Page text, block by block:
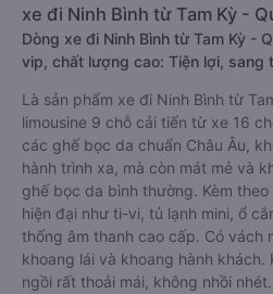
xe đi Ninh Bình từ Tam Kỳ -
Dòng xe đi Ninh Bình từ Tam Kỳ -
vip, chất lượng cao: Tiện lợi, sang
Là sản phẩm xe đi Ninh Bình từ
limousine 9 chỗ cải tiến từ xe 16
các ghế bọc da chuẩn Châu Âu,
hành trình xa, mà còn mát mẻ và
ghế bọc da bình thường. Kèm
hiện đại như ti-vi, tủ lạnh mini, ổ
thống âm thanh cao cấp. Có vách
khoang lái và khoang hành
ngồi rất thoải mái, không nhồi